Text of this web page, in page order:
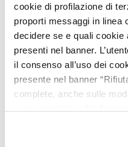
cookie di profilazione di
proporti messaggi in linea
decidere se e quali
presenti nel banner.
il consenso all’uso dei
presente nel banner
complete, anche sulle
INFO UTILI
Stazione di Roma
COME ARRIVARE
Dalla Stazione di
raggiungere molti
tra cui laPiramide di
collegamenti potete